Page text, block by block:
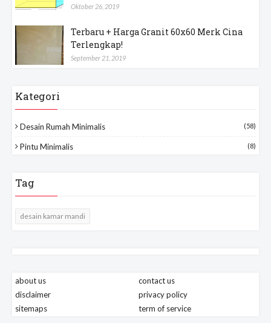
Oktober 26, 2019
Terbaru + Harga Granit 60x60 Merk Cina
Terlengkap!
September 21, 2019
Kategori
Desain Rumah Minimalis (58)
Pintu Minimalis (8)
Tag
desain kamar mandi
about us
contact us
disclaimer
privacy policy
sitemaps
term of service